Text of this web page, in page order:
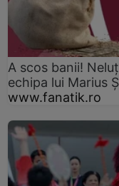
A scos banii!
echipa lui Marius
www.fanatik.ro